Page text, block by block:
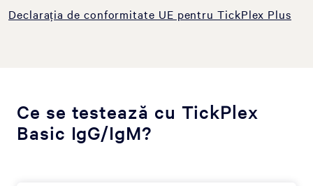
Declarația de conformitate UE pentru TickPlex Plus
Ce se testează cu TickPlex
Basic IgG/IgM?